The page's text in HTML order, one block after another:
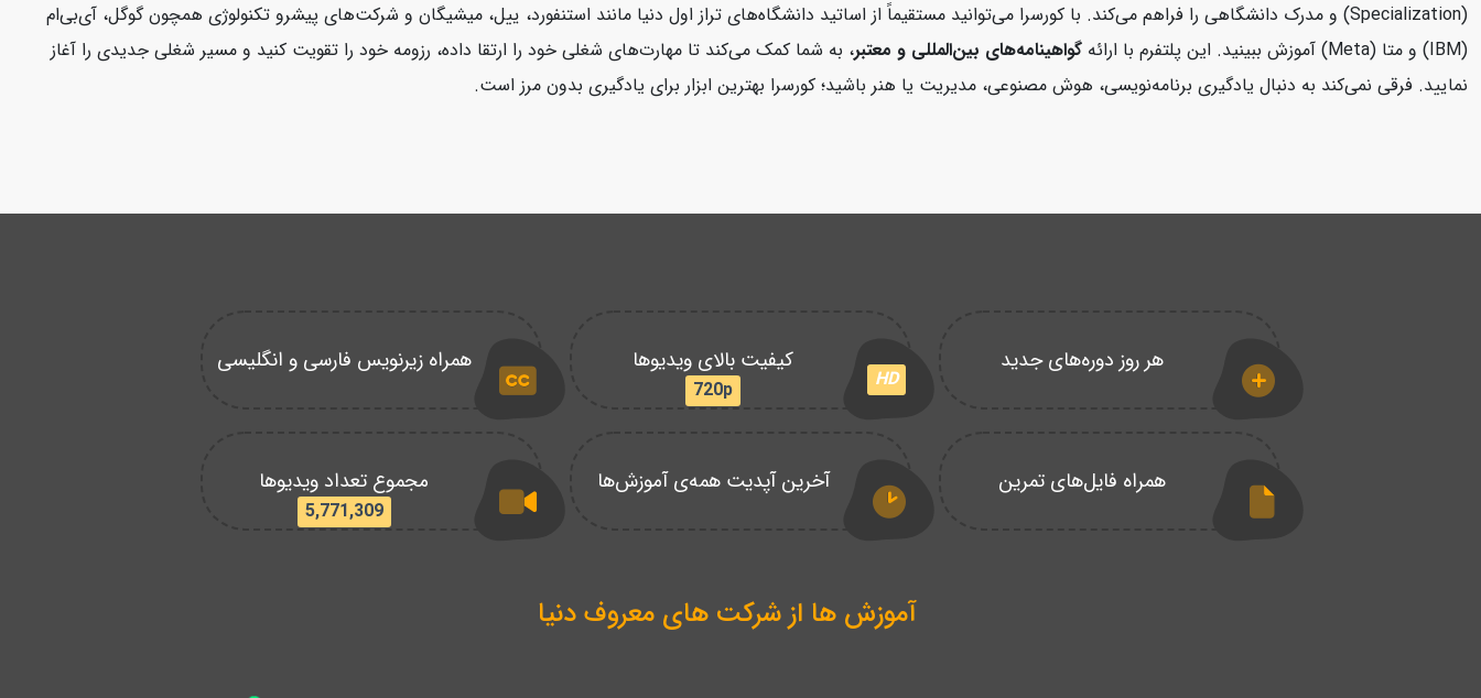
(Specialization) و مدرک دانشگاهی را فراهم می‌کند. با کورسرا می‌توانید مستقیماً از اساتید دانشگاه‌های تراز اول دنیا مانند استنفورد، ییل، میشیگان و شرکت‌های پیشرو تکنولوژی همچون گوگل، آی‌بی‌ام
(IBM) و متا (Meta) آموزش ببینید. این پلتفرم با ارائه
گواهینامه‌های بین‌المللی و معتبر، به شما کمک می‌کند تا مهارت‌های شغلی خود را ارتقا داده، رزومه خود را تقویت کنید و مسیر شغلی جدیدی را آغاز
نمایید. فرقی نمی‌کند به دنبال یادگیری برنامه‌نویسی، هوش مصنوعی، مدیریت یا هنر باشید؛ کورسرا بهترین ابزار برای یادگیری بدون مرز است.
هر روز دوره‌های جدید
HD
کیفیت بالای ویدیوها
720p
همراه زیرنویس فارسی و انگلیسی
همراه فایل‌های تمرین آخرین آپدیت همه‌ی آموزش‌ها مجموع تعداد ویدیوها
5,771,309
آموزش ها از شرکت های معروف دنیا